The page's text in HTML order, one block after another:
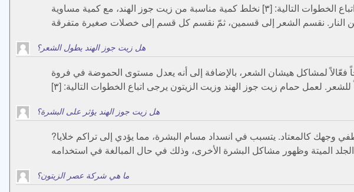
يعطي خليط زيت جوز الهند وزيت الزيتون لمعاناً طبيعياً للشعر. لعمل حمام زيت جوز الهند وزيت الزيتون يرجى اتباع الخطوات التالية: [٣] نخلط كمية مناسبة من زيت جوز الهند، مع كمية مساوية
هل زيت جوز الهند يطول الشعر؟
فعّالاً لمشاكل هيشان الشعر، بالإضافة إلى أنه يعدل مستوى الحموضة في فروة
لعمل حمام زيت جوز الهند وزيت الزيتون يرجى اتباع الخطوات التالية: [٣]
هل زيت جوز الهند يؤثر على البشرة؟
?بعد أن تغسلي وجهك، قومي بتطبيق زيت جوز الهند بطبقة خفيفة على بشرتك، واتركيه حتى اليوم التالي، واشطفي وجهك كالمعتاد. يتسبب في انسداد مسام البشرة، مما يؤدي إلى تراكم خلايا
ما هي شركة عصر الزيتون؟